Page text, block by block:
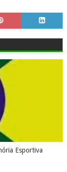
Esportiva